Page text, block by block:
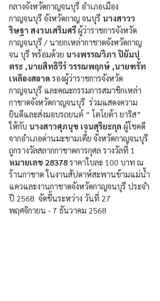
กลางจังหวัดกาญจนบุรี อำเภอเมือง
กาญจนบุรี จังหวัดกาญ จนบุรี นางสาวว
ริษฐา สงวนเสริมศรี ผู้ว่าราชการจังหวัด
กาญจนบุรี / นายกเหล่ากาชาดจังหวัดกาญ
จน บุรี พร้อมด้วย นางพรรณวิภา ปิยัมปุ
ตระ ,นายสิทธิวีร์ วรรณพฤกษ์ ,นายฑรัท
เหลืองสอาด รองผู้ว่าราชการจังหวัด
กาญจนบุรี และคณะกรรมการสมาชิกเหล่า
กาชาดจังหวัดกาญจนบุรี  ร่วมแสดงความ
ยินดีและส่งมอบรถยนต์ “ โตโยต้า ยาริส”
ให้กับ นางสาวศุภนุช เจนสุริยะกุล ผู้โชคดี
จากอำเภอด่านมะขามเตี้ย จังหวัดกาญจนบุรี
ถูกรางวัลสลากกาชาดการกุศล รางวัลที่ 1
หมายเลข 28378 ราคาใบละ 100 บาท ณ
ร้านกาชาด ในงานสัปดาห์สะพานข้ามแม่น้ำ
แควและงานกาชาดจังหวัดกาญจนบุรี ประจำ
ปี 2568  จัดขึ้นระหว่าง วันที่ 27
พฤศจิกายน - 7 ธันวาคม 2568